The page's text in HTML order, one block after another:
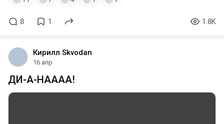
8 1 1.8K
Кирилл Skvodan
16 апр
ДИ-А-НАААА!